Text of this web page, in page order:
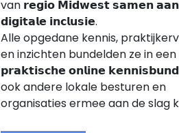
van 𝗿𝗲𝗴𝗶𝗼 𝗠𝗶𝗱𝘄𝗲𝘀𝘁 𝘀𝗮𝗺𝗲𝗻
𝗱𝗶𝗴𝗶𝘁𝗮𝗹𝗲 𝗶𝗻𝗰𝗹𝘂𝘀𝗶𝗲.
Alle opgedane kennis,
en inzichten bundelden ze in een
𝗽𝗿𝗮𝗸𝘁𝗶𝘀𝗰𝗵𝗲 𝗼𝗻𝗹𝗶𝗻𝗲
ook andere lokale besturen en
organisaties ermee aan de slag